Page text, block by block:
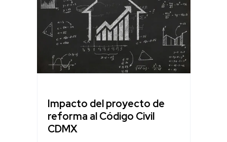
Impacto del proyecto de
reforma al Código Civil
CDMX